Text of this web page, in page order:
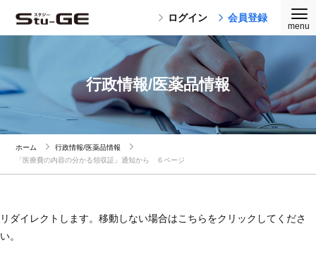
ログイン 会員登録
行政情報/医薬品情報
ホーム
行政情報/医薬品情報
「医療費の内容の分かる領収証」通知から ６ページ
リダイレクトします。移動しない場合はこちらをクリックしてくださ
い。